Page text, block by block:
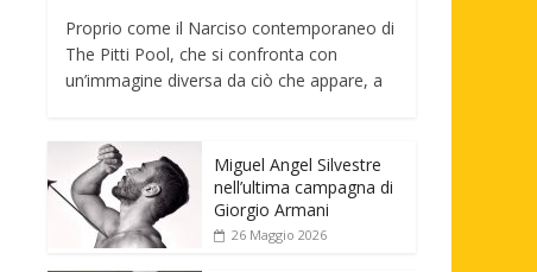
Proprio come il Narciso contemporaneo di
The Pitti Pool, che si confronta con
un’immagine diversa da ciò che appare, a
Miguel Angel Silvestre
nell’ultima campagna di
Giorgio Armani
26 Maggio 2026